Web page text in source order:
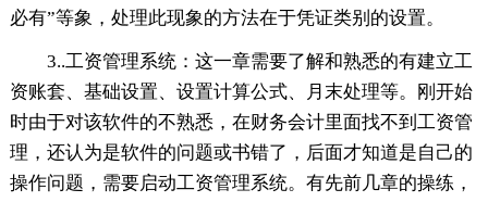
必有”等象，处理此现象的方法在于凭证类别的设置。
3..工资管理系统：这一章需要了解和熟悉的有建立工
资账套、基础设置、设置计算公式、月末处理等。刚开始
时由于对该软件的不熟悉，在财务会计里面找不到工资管
理，还认为是软件的问题或书错了，后面才知道是自己的
操作问题，需要启动工资管理系统。有先前几章的操练，